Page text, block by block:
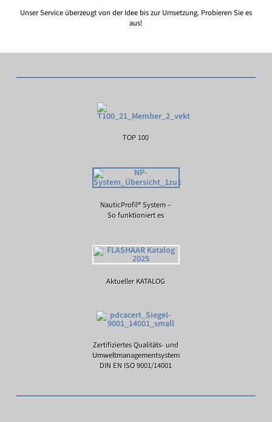
Unser Service überzeugt von der Idee bis zur Umsetzung. Probieren Sie es
aus!
TOP 100
NauticProfil® System –
So funktioniert es
Aktueller KATALOG
Zertifiziertes Qualitäts- und
Umweltmanagementsystem
DIN EN ISO 9001/14001